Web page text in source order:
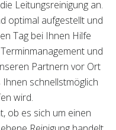
Leitungsreinigung an.
optimal aufgestellt und
Tag bei Ihnen Hilfe
und
Partnern vor Ort
schnellstmöglich
wird.
ob es sich um einen